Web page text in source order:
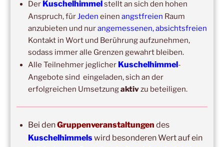
Frankfurt, Zeil (Nähe Konstabler Wache, vor H&M) 2h
Kuschelhimmel
Alle Rechte vorbehalten.
Der Kuschelhimmelstellt an sich den hohen
Anspruch, fürJeden einen angstfreien Raum
anzubieten und nurangemessenen, absichtsfreien
Kontakt in Wort und Berührung aufzunehmen,
sodass immer alle Grenzen gewahrt bleiben.
Alle Teilnehmer jeglicher Kuschelhimmel-
Angebote sind eingeladen, sich an der
erfolgreichen Umsetzungaktivzu beteiligen.
Bei denGruppenveranstaltungen des
Kuschelhimmelswird besonderen Wert auf ein